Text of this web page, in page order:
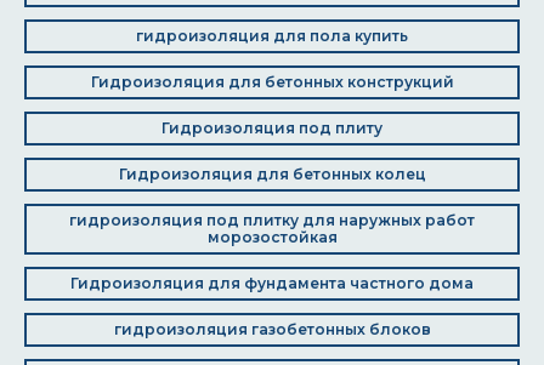
гидроизоляция для пола купить
Гидроизоляция для бетонных конструкций
Гидроизоляция под плиту
Гидроизоляция для бетонных колец
гидроизоляция под плитку для наружных работ
морозостойкая
Гидроизоляция для фундамента частного дома
гидроизоляция газобетонных блоков